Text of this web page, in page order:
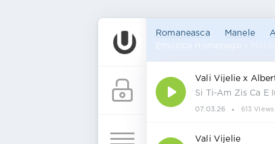
Romaneasca Manele
Emuzica Homepage
Vali Vijelie x
Si Ti-Am Zis Ca E
07.03.26 613 Views
Vali Vijelie